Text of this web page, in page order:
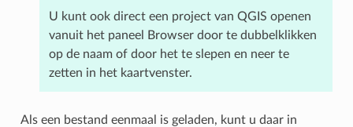
U kunt ook direct een project van QGIS openen
vanuit het paneel Browser door te dubbelklikken
op de naam of door het te slepen en neer te
zetten in het kaartvenster.
Als een bestand eenmaal is geladen, kunt u daar in